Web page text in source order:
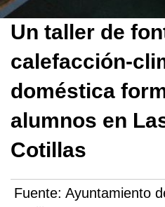
Un taller de
calefacción-
doméstica
alumnos en
Cotillas
Fuente: Ayuntamiento